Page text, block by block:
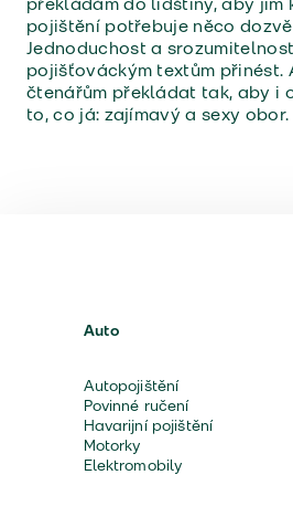
pojištění potřebuje něco
Jednoduchost a
pojišťováckým textům přinést.
čtenářům překládat tak, aby i
to, co já: zajímavý a sexy
Auto
Autopojištění
Povinné ručení
Havarijní pojištění
Motorky
Elektromobily